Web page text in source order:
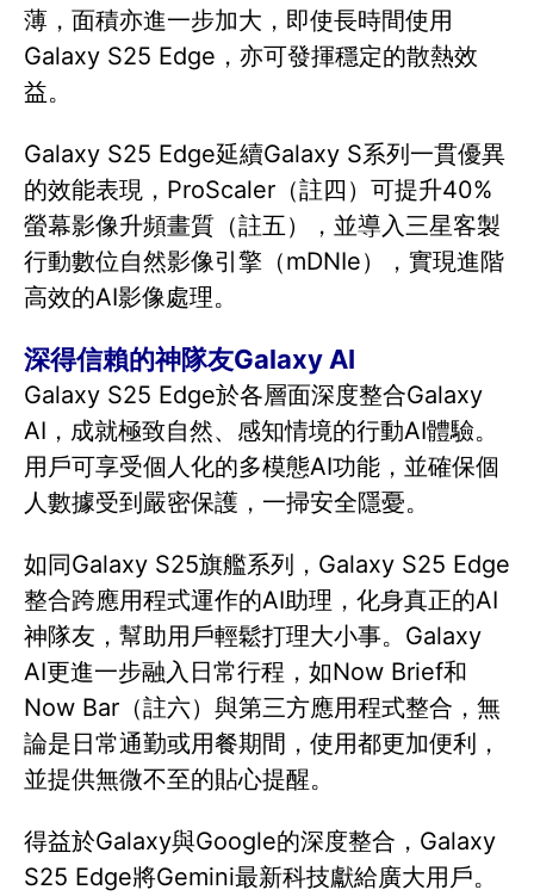
薄，面積亦進一步加大，即使長時間使用
Galaxy S25 Edge，亦可發揮穩定的散熱效
益。
Galaxy S25 Edge延續Galaxy S系列一貫優異
的效能表現，ProScaler（註四）可提升40%
螢幕影像升頻畫質（註五），並導入三星客製
行動數位自然影像引擎（mDNIe），實現進階
高效的AI影像處理。
深得信賴的神隊友Galaxy AI
Galaxy S25 Edge於各層面深度整合Galaxy
AI，成就極致自然、感知情境的行動AI體驗。
用戶可享受個人化的多模態AI功能，並確保個
人數據受到嚴密保護，一掃安全隱憂。
如同Galaxy S25旗艦系列，Galaxy S25 Edge
整合跨應用程式運作的AI助理，化身真正的AI
神隊友，幫助用戶輕鬆打理大小事。Galaxy
AI更進一步融入日常行程，如Now Brief和
Now Bar（註六）與第三方應用程式整合，無
論是日常通勤或用餐期間，使用都更加便利，
並提供無微不至的貼心提醒。
得益於Galaxy與Google的深度整合，Galaxy
S25 Edge將Gemini最新科技獻給廣大用戶。